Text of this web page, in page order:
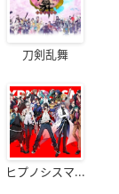
刀剣乱舞
ヒプノシスマ...